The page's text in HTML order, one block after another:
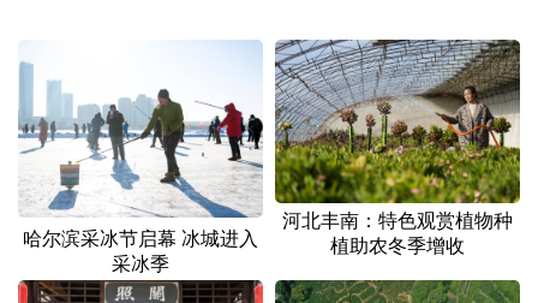
哈尔滨采冰节启幕 冰城进入
采冰季
河北丰南：特色观赏植物种
植助农冬季增收